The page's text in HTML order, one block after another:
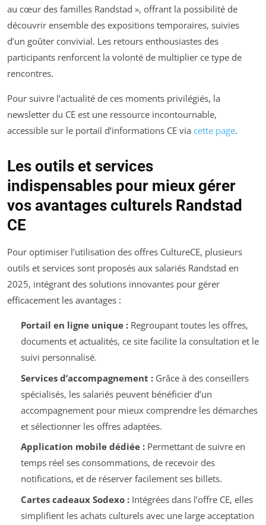
au cœur des familles Randstad », offrant la possibilité de
découvrir ensemble des expositions temporaires, suivies
d’un goûter convivial. Les retours enthousiastes des
participants renforcent la volonté de multiplier ce type de
rencontres.
Pour suivre l’actualité de ces moments privilégiés, la
newsletter du CE est une ressource incontournable,
accessible sur le portail d’informations CE via cette page.
Les outils et services
indispensables pour mieux gérer
vos avantages culturels Randstad
CE
Pour optimiser l’utilisation des offres CultureCE, plusieurs
outils et services sont proposés aux salariés Randstad en
2025, intégrant des solutions innovantes pour gérer
efficacement les avantages :
Portail en ligne unique :Regroupant toutes les offres,
documents et actualités, ce site facilite la consultation et le
suivi personnalisé.
Services d’accompagnement :Grâce à des conseillers
spécialisés, les salariés peuvent bénéficier d’un
accompagnement pour mieux comprendre les démarches
et sélectionner les offres adaptées.
Application mobile dédiée :Permettant de suivre en
temps réel ses consommations, de recevoir des
notifications, et de réserver facilement ses billets.
Cartes cadeaux Sodexo :Intégrées dans l’offre CE, elles
simplifient les achats culturels avec une large acceptation